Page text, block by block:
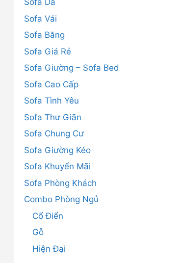
Sofa Da
Sofa Vải
Sofa Băng
Sofa Giá Rẻ
Sofa Giường – Sofa Bed
Sofa Cao Cấp
Sofa Tình Yêu
Sofa Thư Giãn
Sofa Chung Cư
Sofa Giường Kéo
Sofa Khuyến Mãi
Sofa Phòng Khách
Combo Phòng Ngủ
Cổ Điển
Gỗ
Hiện Đại